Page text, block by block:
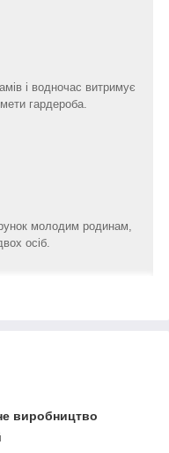
і водночас витримує
гардероба.
молодим родинам,
осіб.
виробництво